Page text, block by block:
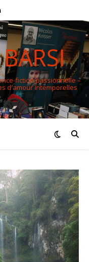
fiction passionnelle –
d'amour intemporelles